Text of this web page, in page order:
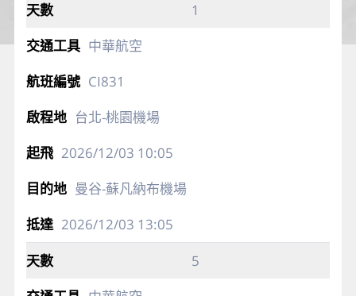
1
中華航空
CI831
台北-桃園機場
2026/12/03 10:05
曼谷-蘇凡納布機場
2026/12/03 13:05
5